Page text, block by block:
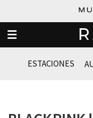
ESTACIONES